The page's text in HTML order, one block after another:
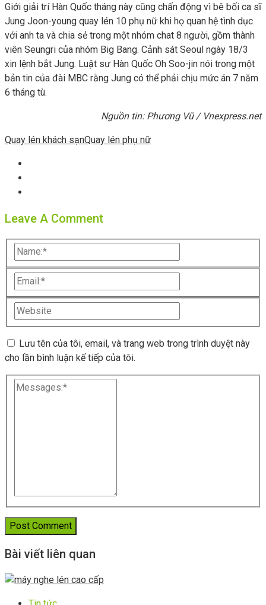
Giới giải trí Hàn Quốc tháng này cũng chấn động vì bê bối ca sĩ
Jung Joon-young quay lén 10 phụ nữ khi họ quan hệ tình dục
với anh ta và chia sẻ trong một nhóm chat 8 người, gồm thành
viên Seungri của nhóm Big Bang. Cảnh sát Seoul ngày 18/3
xin lệnh bắt Jung. Luật sư Hàn Quốc Oh Soo-jin nói trong một
bản tin của đài MBC rằng Jung có thể phải chịu mức án 7 năm
6 tháng tù.
Nguồn tin: Phương Vũ / Vnexpress.net
Quay lén khách sạnQuay lén phụ nữ
Leave A Comment
Lưu tên của tôi, email, và trang web trong trình duyệt này
cho lần bình luận kế tiếp của tôi.
Bài viết liên quan